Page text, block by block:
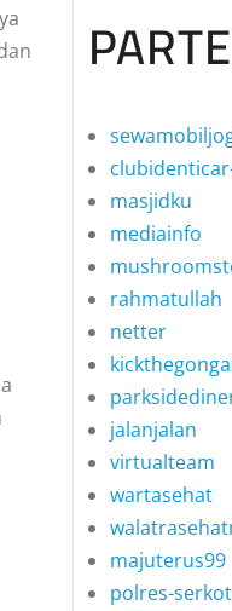
masjidku
mediainfo
rahmatullah
netter
jalanjalan
virtualteam
wartasehat
majuterus99
polres-serkot